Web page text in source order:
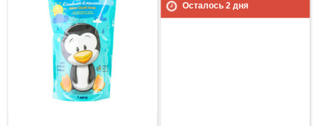
Осталось 2дня